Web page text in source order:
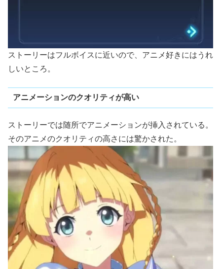
ストーリーはフルボイスに近いので、アニメ好きにはうれ
しいところ。
アニメーションのクオリティが高い
ストーリーでは随所でアニメーションが挿入されている。
そのアニメのクオリティの高さには驚かされた。